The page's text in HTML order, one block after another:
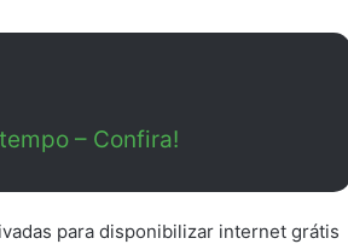
– Confira!
para disponibilizar internet grátis